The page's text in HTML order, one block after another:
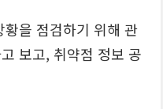
을 점검하기 위해 관
보고, 취약점 정보 공